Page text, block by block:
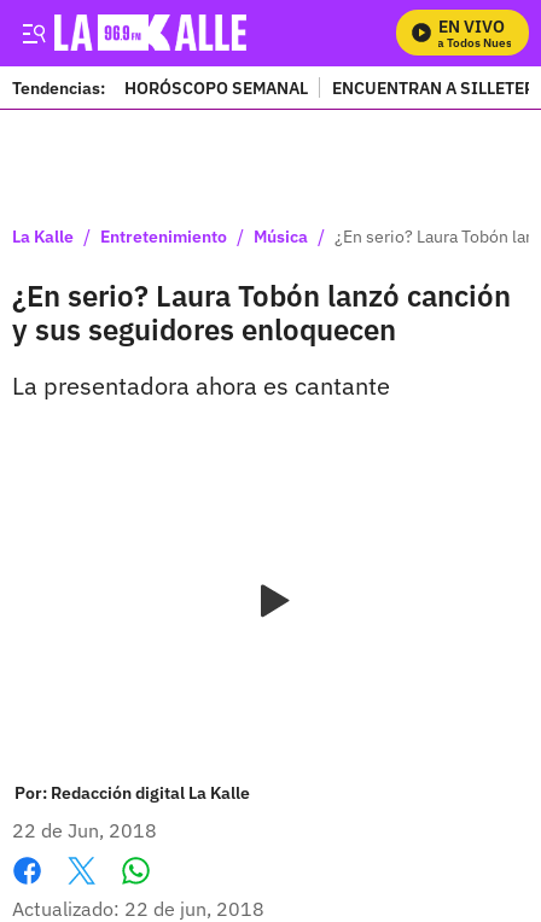
EN VIVO
Mira Todos Nuestros
Tendencias: HORÓSCOPO SEMANAL ENCUENTRAN A
La Kalle / Entretenimiento / Música / ¿En serio? Laura Tobón
¿En serio? Laura Tobón lanzó canción
y sus seguidores enloquecen
La presentadora ahora es cantante
Por: Redacción digital La Kalle
22 de Jun, 2018
Facebook
X Whatsapp
Actualizado: 22 de jun, 2018